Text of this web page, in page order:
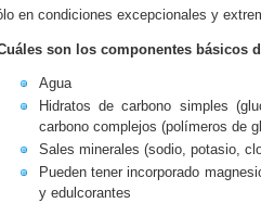
en condiciones excepcionales y
son los componentes básicos
Agua
Hidratos de carbono simples
carbono complejos (polímeros de
Sales minerales (sodio, potasio,
Pueden tener incorporado
y edulcorantes